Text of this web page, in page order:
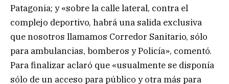
Patagonia; y «sobre la calle lateral, contra el
complejo deportivo, habrá una salida exclusiva
que nosotros llamamos Corredor Sanitario, sólo
para ambulancias, bomberos y Policía», comentó.
Para finalizar aclaró que «usualmente se disponía
sólo de un acceso para público y otra más para